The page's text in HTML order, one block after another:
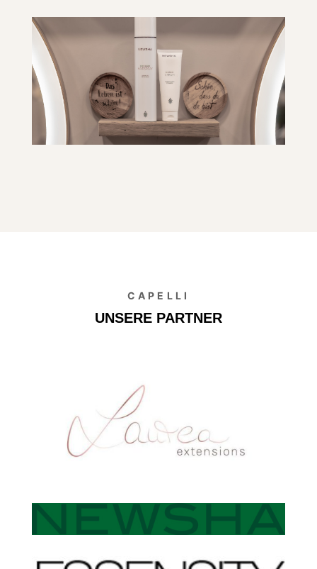
CAPELLI
UNSERE PARTNER